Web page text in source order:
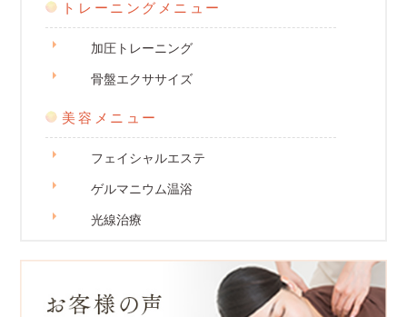
トレーニングメニュー
加圧トレーニング
骨盤エクササイズ
美容メニュー
フェイシャルエステ
ゲルマニウム温浴
光線治療